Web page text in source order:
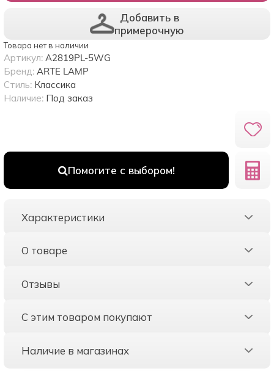
Добавить в
примерочную
Товара нет в наличии
Помогите с выбором!
Артикул: A2819PL-5WG
Бренд: ARTE LAMP
Стиль: Классика
Наличие: Под заказ
Характеристики
О товаре
Отзывы
С этим товаром покупают
Наличие в магазинах